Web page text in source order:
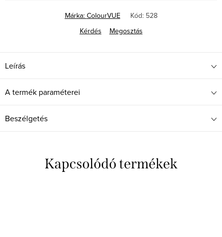
Márka: ColourVUE Kód: 528
Kérdés
Megosztás
Leírás
A termék paraméterei
Beszélgetés
Kapcsolódó termékek